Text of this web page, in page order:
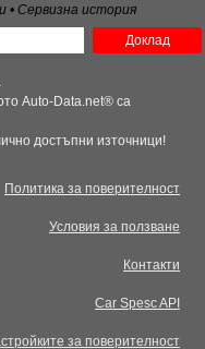
• Сервизна история
Доклад
Auto-Data.net® са
достъпни източници!
Политика за поверителност
Условия за ползване
Контакти
Car Spesc API
за поверителност